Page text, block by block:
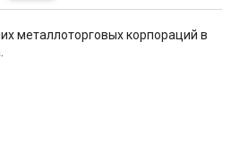
металлоторговых корпораций в